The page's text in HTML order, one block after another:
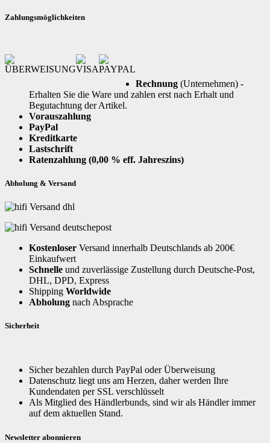
Zahlungsmöglichkeiten
Rechnung (Unternehmen) -
Erhalten Sie die Ware und zahlen erst nach Erhalt und
Begutachtung der Artikel.
Vorauszahlung
PayPal
Kreditkarte
Lastschrift
Ratenzahlung (0,00 % eff. Jahreszins)
Abholung & Versand
Kostenloser Versand innerhalb Deutschlands ab 200€
Einkaufwert
Schnelle und zuverlässige Zustellung durch Deutsche-Post,
DHL, DPD, Express
Shipping Worldwide
Abholung nach Absprache
Sicherheit
Sicher bezahlen durch PayPal oder Überweisung
Datenschutz liegt uns am Herzen, daher werden Ihre
Kundendaten per SSL verschlüsselt
Als Mitglied des Händlerbunds, sind wir als Händler immer
auf dem aktuellen Stand.
Newsletter abonnieren